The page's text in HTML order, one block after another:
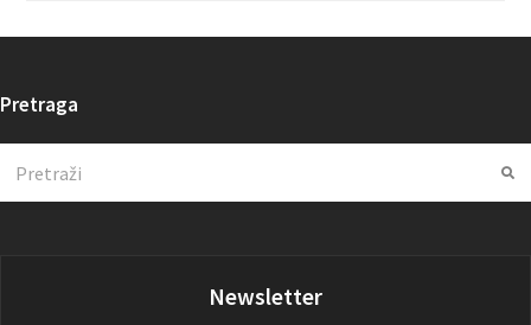
Pretraga
Newsletter